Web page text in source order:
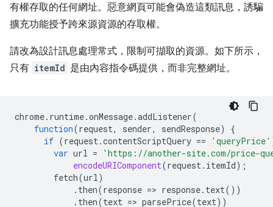
有權存取的任何網址。惡意網頁可能會偽造這類訊息，誘騙
擴充功能授予跨來源資源的存取權。
請改為設計訊息處理常式，限制可擷取的資源。如下所示，
只有 itemId 是由內容指令碼提供，而非完整網址。
chrome. runtime.onMessage.addListener(
function(request, sender, sendResponse)
{
if (request.contentScriptQuery == 'queryPrice'
var url =
'https://another-site.com/price-
encodeURIComponent(request. itemId);
fetch(url)
. then(response => response. text())
. then(text => parsePrice(text))